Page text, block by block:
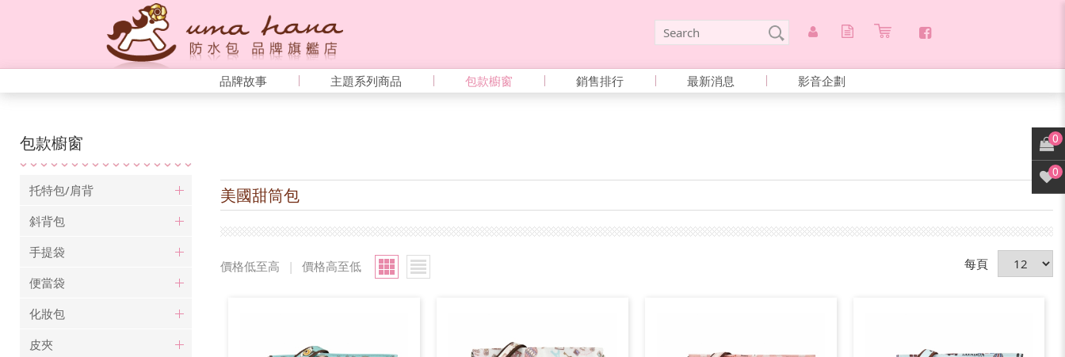
品牌故事 主題系列商品 包款櫥窗 銷售排行 最新消息 影音企劃
包款櫥窗
托特包/肩背
斜背包
手提袋
便當袋
化妝包
皮夾
美國甜筒包
價格低至高 | 價格高至低 每頁
0
0